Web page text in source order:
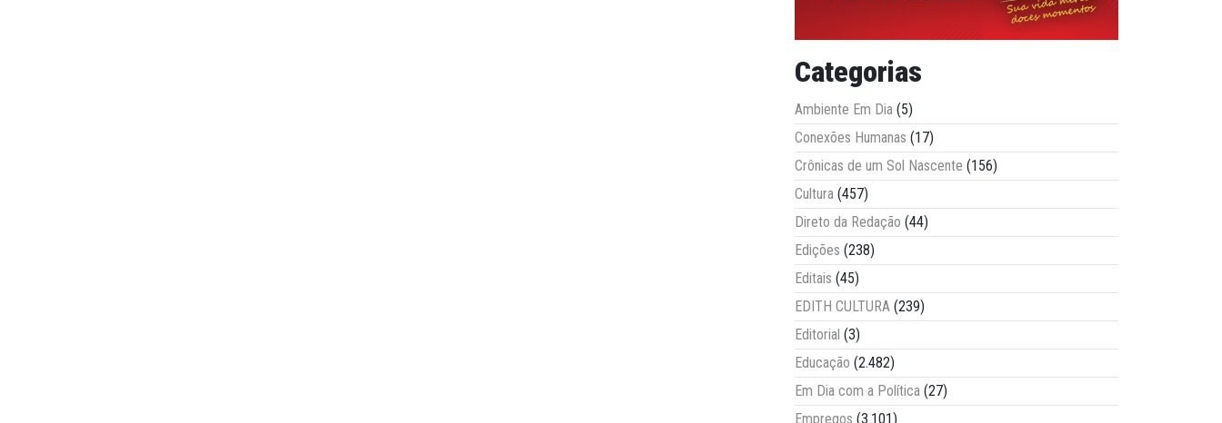
Categorias
Ambiente Em Dia (5)
Conexões Humanas (17)
Crônicas de um Sol Nascente (156)
Cultura (457)
Direto da Redação (44)
Edições (238)
Editais (45)
EDITH CULTURA (239)
Editorial (3)
Educação (2.482)
Em Dia com a Política (27)
Empregos (3.101)